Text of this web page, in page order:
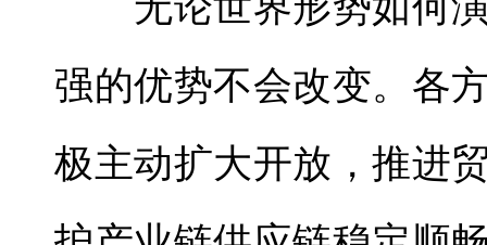
强的优势不会改变。各
极主动扩大开放，推进